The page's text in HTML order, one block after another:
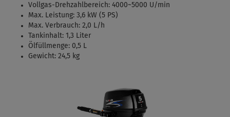
Vollgas-Drehzahlbereich: 4000~5000 U/min
Max. Leistung: 3,6 kW (5 PS)
Max. Verbrauch: 2,0 L/h
Tankinhalt: 1,3 Liter
Ölfüllmenge: 0,5 L
Gewicht: 24,5 kg